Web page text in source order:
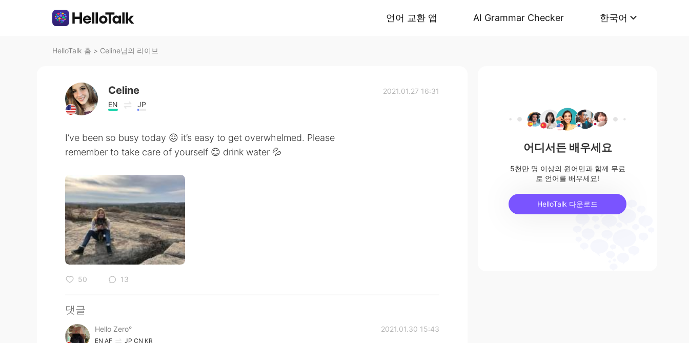
언어 교환 앱 AI Grammar Checker 한국어
HelloTalk 홈 > Celine님의 라이브
Celine
EN JP
2021.01.27 16:31
I’ve been so busy today 😖 it’s easy to get overwhelmed. Please
remember to take care of yourself 😊 drink water 💦
50 13
댓글
Hello Zero° 2021.01.30 15:43
EN AF JP CN KR
어디서든 배우세요
5천만 명 이상의 원어민과 함께 무료
로 언어를 배우세요!
HelloTalk 다운로드